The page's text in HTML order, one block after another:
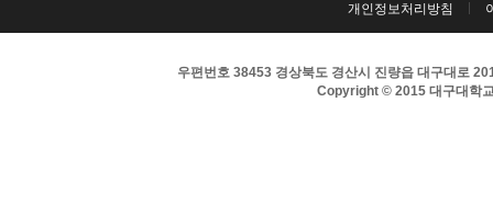
개인정보처리방침
우편번호 38453 경상북도 경산시 진량읍 대구대로
Copyright © 2015 대구대학